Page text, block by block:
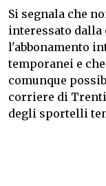
Si segnala che
interessato dalla
l'abbonamento
temporanei e
comunque
corriere di
degli sportelli